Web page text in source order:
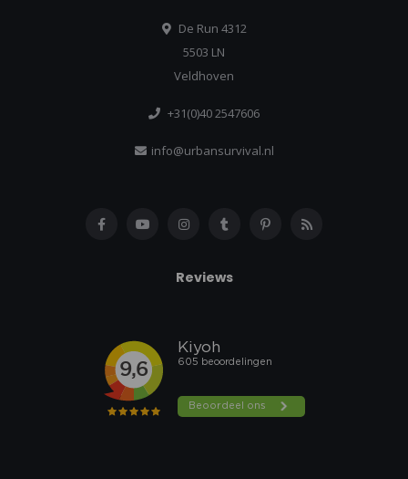
De Run 4312
5503 LN
Veldhoven
+31(0)40 2547606
info@urbansurvival.nl
Reviews